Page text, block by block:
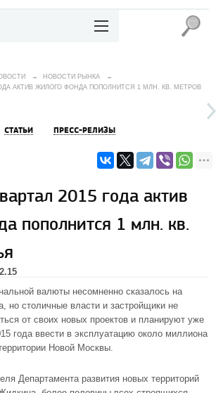
→ НОВОСТИ РЫНКА
→
АКТИВ ЖИЛОГО ФОНДА ПОПОЛНИТСЯ 1 МЛН. КВ. МЕТРОВ
СТАТЬИ ПРЕСС-РЕЛИЗЫ
2015 года актив
пополнится 1 млн. кв.
валюты несомненно сказалось на
но столичные власти и застройщики не
от своих новых проектов и планируют уже
года ввести в эксплуатацию около миллиона
Новой Москвы.
Департамента развития новых территорий